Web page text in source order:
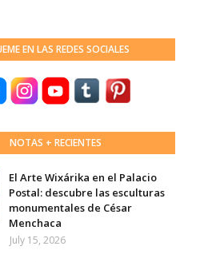
EN LAS REDES SOCIALES
NOTAS + RECIENTES
El Arte Wixárika en el Palacio
Postal: descubre las esculturas
monumentales de César
Menchaca
July 15, 2026